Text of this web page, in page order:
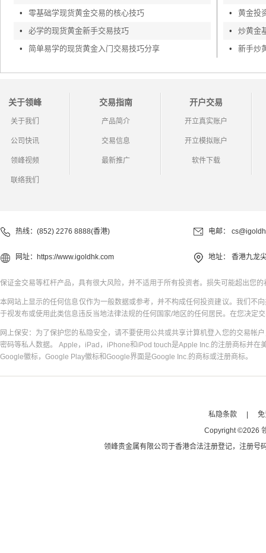
•
零基础学现货黄金交易的核心技巧
•
必学的现货黄金新手交易技巧
•
简单易学的现货黄金入门交易技巧分享
•
黄金投
•
炒黄金
•
新手炒
关于领峰
关于我们
公司快讯
领峰视频
联络我们
交易指南
产品简介
交易信息
最新推广
开户交易
开立真实账户
开立模拟账户
软件下载
热线：(852) 2276 8888(香港) 电邮：
网址： https://www.igoldhk.com 地址： 香港九龙
保证金交易等杠杆产品，具有很大风险，并不适用于所有投资者。损失可能超出您
本网站上显示的任何信息仅作为一般数据或参考，并不构成任何投资建议。我们不
于视发布或使用此类信息违反当地法律法规的任何国家/地区的任何居民。在您决定
网上保安：为了保护您的私隐安全，请不要使用公共或共享计算机登入您的交易帐
密码等私人数据。 Apple，iPad，iPhone和iPod touch是Apple Inc.的注册商标并
Google徽标，Google Play徽标和Google界面是Google Inc.的商标或注册商标。
私隐条款 |
Copyright ©2026
领峰贵金属有限公司于香港合法注册登记，注册号